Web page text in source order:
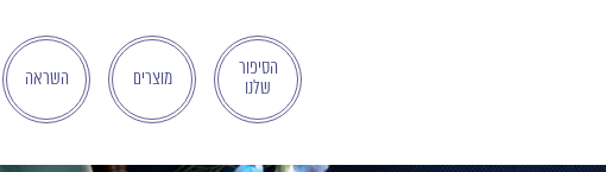
הסיפור
שלנו
מוצרים השראה